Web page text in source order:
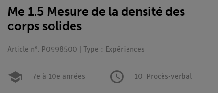
Me 1.5 Mesure de la densité des
corps solides
Article n°. P0998500 | Type : Expériences
7e à 10e années 10 Procès-verbal